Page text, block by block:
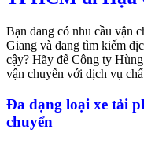
Bạn đang có nhu cầu vận
Giang và đang tìm kiếm
cậy? Hãy để Công ty
vận chuyển với dịch vụ
Đa dạng loại xe tải
chuyển